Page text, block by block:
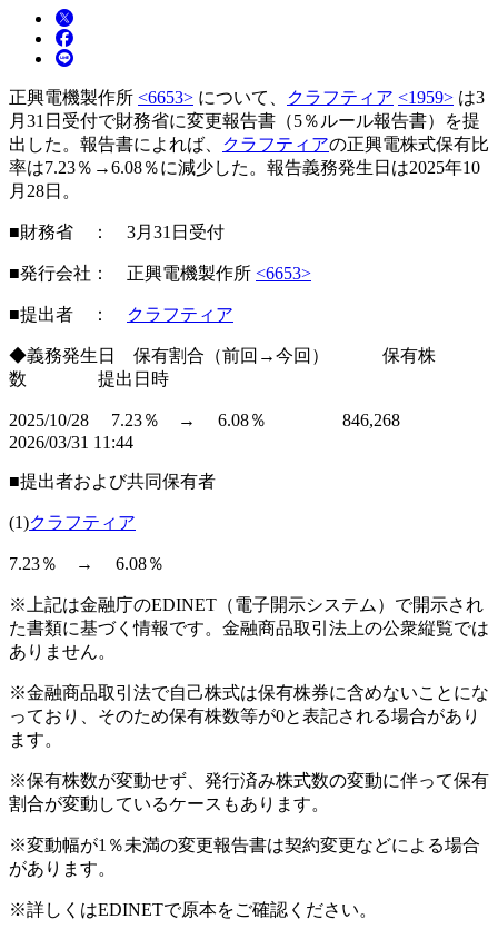
正興電機製作所 <6653> について、 クラフティア <1959> は3
月31日受付で財務省に変更報告書（5％ルール報告書）を提
出した。報告書によれば、
クラフティアの正興電株式保有比
率は7.23％→6.08％に減少した。報告義務発生日は2025年10
月28日。
■財務省 ： 3月31日受付
■発行会社： 正興電機製作所 <6653>
■提出者 ： クラフティア
◆義務発生日 保有割合（前回→今回） 保有株
数 提出日時
2025/10/28 7.23％ → 6.08％ 846,268
2026/03/31 11:44
■提出者および共同保有者
(1)クラフティア
7.23％ → 6.08％
※上記は金融庁のEDINET（電子開示システム）で開示され
た書類に基づく情報です。金融商品取引法上の公衆縦覧では
ありません。
※金融商品取引法で自己株式は保有株券に含めないことにな
っており、そのため保有株数等が0と表記される場合があり
ます。
※保有株数が変動せず、発行済み株式数の変動に伴って保有
割合が変動しているケースもあります。
※変動幅が1％未満の変更報告書は契約変更などによる場合
があります。
※詳しくはEDINETで原本をご確認ください。